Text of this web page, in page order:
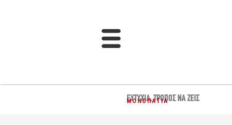
ΕΥΤΥΧΊΑ,ΤΡΌΠΟΣ ΝΑ ΖΕΙΣ
ΜΟΝΟΠΆΤΙΑ